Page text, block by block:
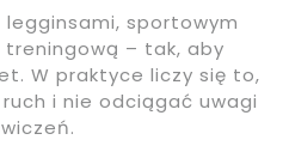
sportowym
– tak, aby
W praktyce liczy się to,
i nie odciągać uwagi